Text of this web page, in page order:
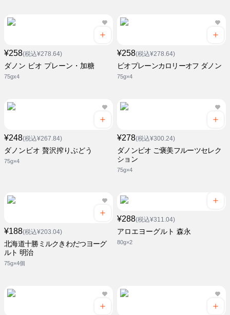
¥258(税込¥278.64)
ダノン ビオ プレーン・加糖
75gx4
¥258(税込¥278.64)
ビオプレーンカロリーオフ ダノン
75g×4
¥248(税込¥267.84)
ダノンビオ 贅沢搾りぶどう
75g×4
¥278(税込¥300.24)
ダノンビオ ご褒美フルーツセレク
ション
75g×4
¥188(税込¥203.04)
北海道十勝ミルクきわだつヨーグ
ルト 明治
75g×4個
¥288(税込¥311.04)
アロエヨーグルト 森永
80g×2